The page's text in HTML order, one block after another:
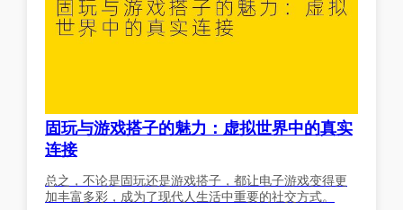
固玩与游戏搭子的魅力：虚拟世界中的真实
连接
总之，不论是固玩还是游戏搭子，都让电子游戏变得更
加丰富多彩，成为了现代人生活中重要的社交方式。